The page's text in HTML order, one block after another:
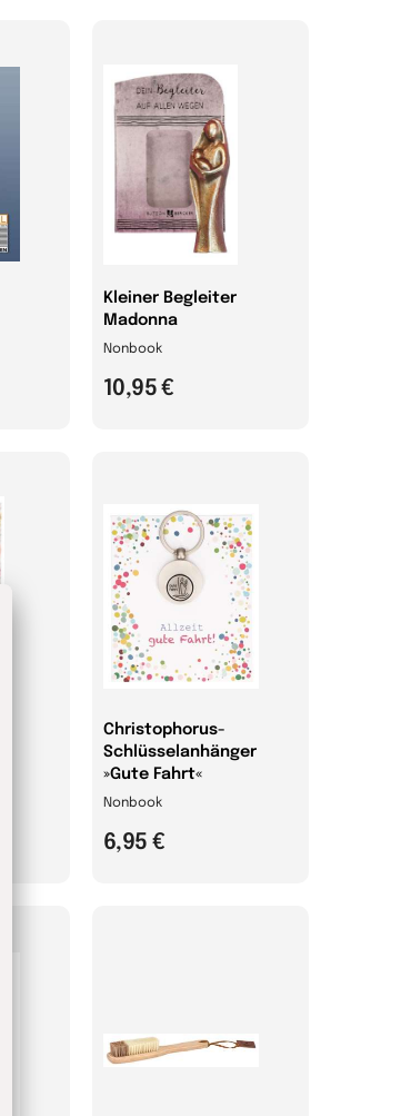
Kleiner Begleiter
Madonna
Nonbook
10,95 €
Christophorus-
Schlüsselanhänger
»Gute Fahrt«
Nonbook
6,95 €